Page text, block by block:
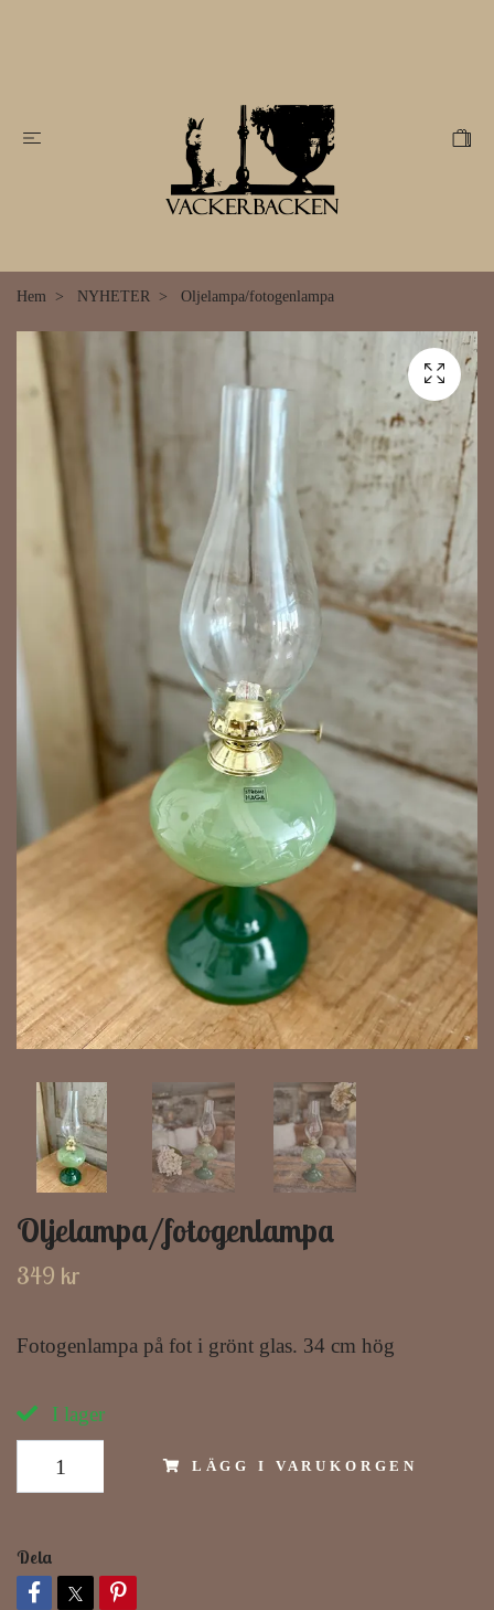
Hem NYHETER Oljelampa/fotogenlampa
Oljelampa/fotogenlampa
349 kr
Fotogenlampa på fot i grönt glas. 34 cm hög
I lager
LÄGG I VARUKORGEN
Dela